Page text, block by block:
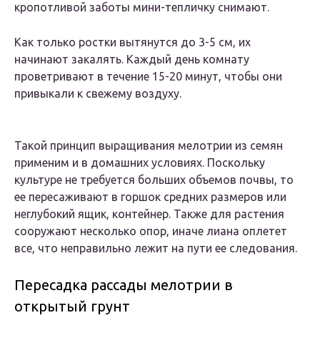
кропотливой заботы мини-тепличку снимают.
Как только ростки вытянутся до 3-5 см, их
начинают закалять. Каждый день комнату
проветривают в течение 15-20 минут, чтобы они
привыкали к свежему воздуху.
Такой принцип выращивания мелотрии из семян
применим и в домашних условиях. Поскольку
культуре не требуется больших объемов почвы, то
ее пересаживают в горшок средних размеров или
неглубокий ящик, контейнер. Также для растения
сооружают несколько опор, иначе лиана оплетет
все, что неправильно лежит на пути ее следования.
Пересадка рассады мелотрии в
открытый грунт